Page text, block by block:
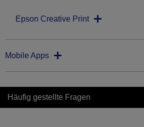
Epson Creative Print
Mobile Apps
Häufig gestellte Fragen